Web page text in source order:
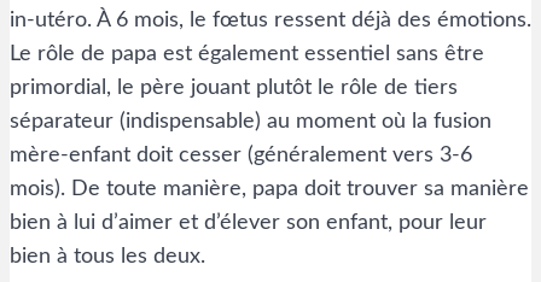
in-utéro. À 6 mois, le fœtus ressent déjà des émotions.
Le rôle de papa est également essentiel sans être
primordial, le père jouant plutôt le rôle de tiers
séparateur (indispensable) au moment où la fusion
mère-enfant doit cesser (généralement vers 3-6
mois). De toute manière, papa doit trouver sa manière
bien à lui d’aimer et d’élever son enfant, pour leur
bien à tous les deux.